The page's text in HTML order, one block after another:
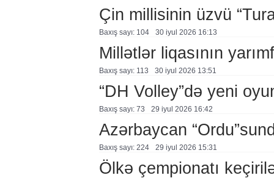
Çin millisinin üzvü
Baxış sayı: 104 30 i̇yul 2026 16:13
Millətlər liqasının
Baxış sayı: 113 30 i̇yul 2026 13:51
“DH Volley”də yeni
Baxış sayı: 73 29 i̇yul 2026 16:42
Azərbaycan
Baxış sayı: 224 29 i̇yul 2026 15:31
Ölkə çempionatı